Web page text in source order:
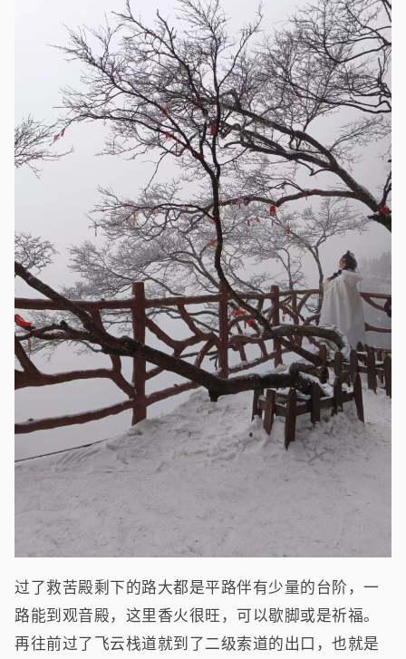
过了救苦殿剩下的路大都是平路伴有少量的台阶，一
路能到观音殿，这里香火很旺，可以歇脚或是祈福。
再往前过了飞云栈道就到了二级索道的出口，也就是